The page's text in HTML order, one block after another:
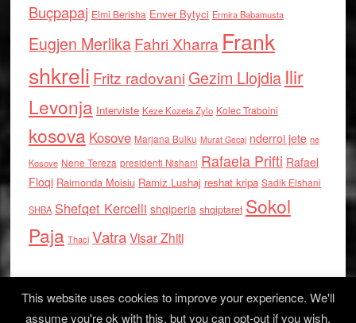
Buçpapaj Elmi Berisha Enver Bytyci Ermira Babamusta
Eugjen MerlikaFahri Xharra Frank
shkreli Fritz radovaniGezim Llojdia Ilir
Levonja Interviste Keze Kozeta Zylo Kolec Traboini
kosova Kosove Marjana Bulku Murat Gecaj nderroi jete ne
Kosove Nene Tereza presidenti Nishani Rafaela Prifti Rafael
Floqi Raimonda Moisiu Ramiz Lushaj reshat kripa Sadik Elshani
SHBA Shefqet Kercelli shqiperia shqiptaret Sokol
Paja Thaci VatraVisar Zhiti
This website uses cookies to improve your experience. We'll
assume you're ok with this, but you can opt-out if you wish.